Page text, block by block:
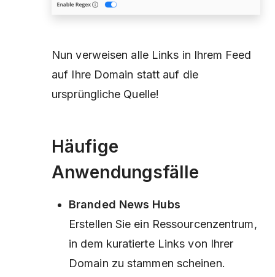
Nun verweisen alle Links in Ihrem Feed
auf Ihre Domain statt auf die
ursprüngliche Quelle!
Häufige
Anwendungsfälle
Branded News Hubs
Erstellen Sie ein Ressourcenzentrum,
in dem kuratierte Links von Ihrer
Domain zu stammen scheinen.